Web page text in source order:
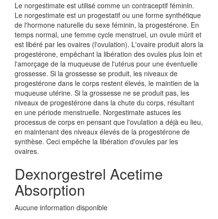
Le norgestimate est utilisé comme un contraceptif féminin.
Le norgestimate est un progestatif ou une forme synthétique
de l'hormone naturelle du sexe féminin, la progestérone. En
temps normal, une femme cycle menstruel, un ovule mûrit et
est libéré par les ovaires (l'ovulation). L'ovaire produit alors la
progestérone, empêchant la libération des ovules plus loin et
l'amorçage de la muqueuse de l'utérus pour une éventuelle
grossesse. Si la grossesse se produit, les niveaux de
progestérone dans le corps restent élevés, le maintien de la
muqueuse utérine. Si la grossesse ne se produit pas, les
niveaux de progestérone dans la chute du corps, résultant
en une période menstruelle. Norgestimate astuces les
processus de corps en pensant que l'ovulation a déjà eu lieu,
en maintenant des niveaux élevés de la progestérone de
synthèse. Ceci empêche la libération d'ovules par les
ovaires.
Dexnorgestrel Acetime
Absorption
Aucune information disponible